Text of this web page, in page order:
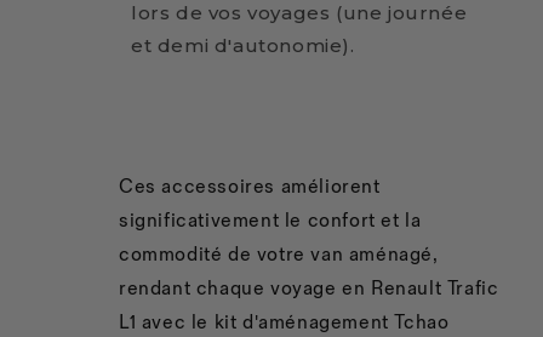
lors de vos voyages (une journée
et demi d'autonomie).
Ces accessoires améliorent
significativement le confort et la
commodité de votre van aménagé,
rendant chaque voyage en Renault Trafic
L1 avec le kit d'aménagement Tchao